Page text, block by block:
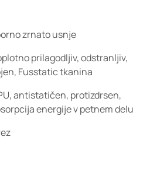
zrnato usnje
prilagodljiv, odstranljiv,
Fusstatic tkanina
antistatičen, protizdrsen,
energije v petnem delu